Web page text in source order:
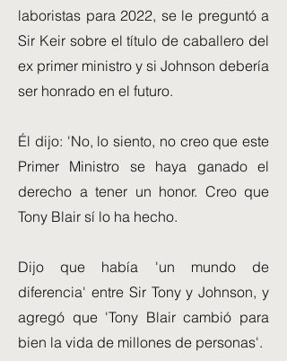
laboristas para 2022, se le preguntó a
Sir Keir sobre el título de caballero del
ex primer ministro y si Johnson debería
ser honrado en el futuro.
Él dijo: 'No, lo siento, no creo que este
Primer Ministro se haya ganado el
derecho a tener un honor. Creo que
Tony Blair sí lo ha hecho.
Dijo que había 'un mundo de
diferencia' entre Sir Tony y Johnson, y
agregó que 'Tony Blair cambió para
bien la vida de millones de personas'.